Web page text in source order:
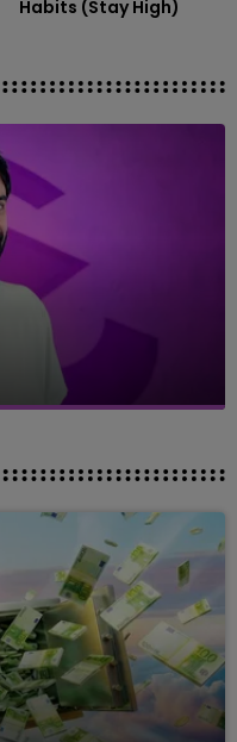
Habits (stay High)